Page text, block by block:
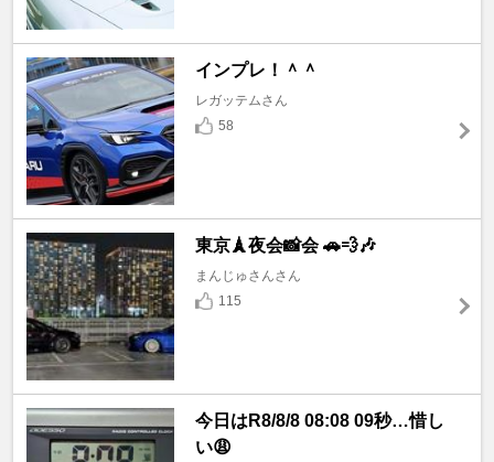
インプレ！＾＾
レガッテムさん
58
東京🗼夜会📸会 🚗💨🎶
まんじゅさんさん
115
今日はR8/8/8 08:08 09秒…惜し
い😩